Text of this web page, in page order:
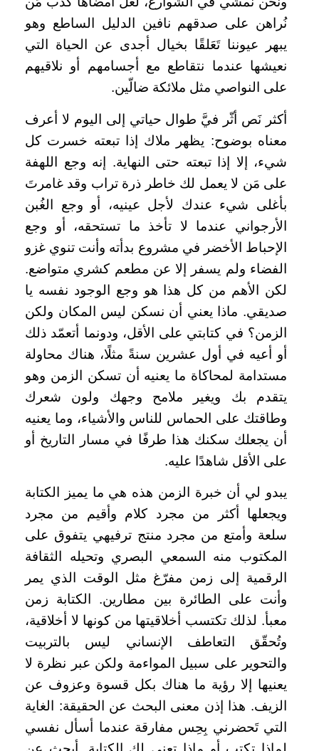
نُراهن على صدقهم نافين الدليل الساطع وهو
يبهر عيوننا تَعَلقًا بخيال أجدى عن الحياة التي
نعيشها عندما نتقاطع مع أجسامهم أو نلاقيهم
على النواصي مثل ملائكة ضالّين.
أكثر نَص أثّر فيَّ طوال حياتي إلى اليوم لا أعرف
معناه بوضوح: يظهر ملاك إذا تبعته خسرت كل
شيء، إلا إذا تبعته حتى النهاية. إنه وجع اللهفة
على مَن لا يعمل لك خاطر ذرة تراب وقد غامرتَ
بأغلى شيء عندك لأجل عينيه، أو وجع الغُبن
الأرجواني عندما لا تأخذ ما تستحقه، أو وجع
الإحباط الأخضر في مشروع بدأته وأنت تنوي غزو
الفضاء ولم يسفر إلا عن مطعم كشري متواضع.
لكن الأهم من كل هذا هو وجع الوجود نفسه يا
صديقي. ماذا يعني أن نسكن ليس المكان ولكن
الزمن؟ في كتابتي على الأقل، ودونما أتعمّد ذلك
أو أعيه في أول عشرين سنةً مثلًا، هناك محاولة
مستدامة لمحاكاة ما يعنيه أن تسكن الزمن وهو
يتقدم بك ويغير ملامح وجهك ولون شعرك
وطاقتك على الحماس للناس والأشياء، وما يعنيه
أن يجعلك سكنك هذا طرفًا في مسار التاريخ أو
على الأقل شاهدًا عليه.
يبدو لي أن خبرة الزمن هذه هي ما يميز الكتابة
ويجعلها أكثر من مجرد كلام وأقيم من مجرد
سلعة وأمتع من مجرد منتج ترفيهي يتفوق على
المكتوب منه السمعي البصري وتحيله الثقافة
الرقمية إلى زمن مفرّغ مثل الوقت الذي يمر
وأنت على الطائرة بين مطارين. الكتابة زمن
معبأ. لذلك تكتسب أخلاقيتها من كونها لا أخلاقية،
وتُحقّق التعاطف الإنساني ليس بالتربيت
والتحوير على سبيل المواءمة ولكن عبر نظرة لا
يعنيها إلا رؤية ما هناك بكل قسوة وعزوف عن
الزيف. هذا إذن معنى البحث عن الحقيقة: الغاية
التي تَحضرني بِحِس مفارقة عندما أسأل نفسي